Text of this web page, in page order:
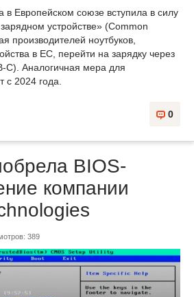
в Европейском союзе вступила в силу
устройстве» (Common
производителей ноутбуков,
в ЕС, перейти на зарядку через
C). Аналогичная мера для
с 2024 года.
0
BIOS-
компании
389